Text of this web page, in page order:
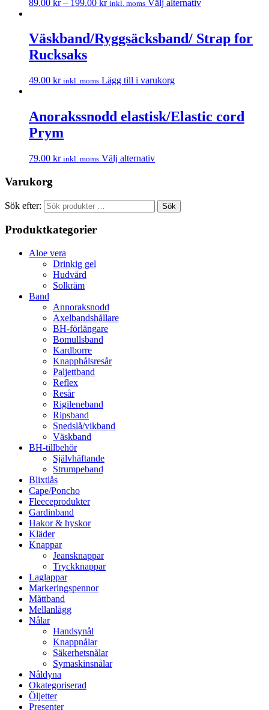
89.00 kr– 199.00 kr inkl. moms Välj alternativ
Väskband/Ryggsäcksband/ Strap for
Rucksaks
49.00 kr inkl. moms Lägg till i varukorg
Anorakssnodd elastisk/Elastic cord
Prym
79.00 kr inkl. moms Välj alternativ
Varukorg
Sök efter: Sök
Produktkategorier
Aloe vera
Drinkig gel
Hudvård
Solkräm
Band
Annoraksnodd
Axelbandshållare
BH-förlängare
Bomullsband
Kardborre
Knapphålsresår
Paljettband
Reflex
Resår
Rigileneband
Ripsband
Snedslå/vikband
Väskband
BH-tillbehör
Självhäftande
Strumpeband
Blixtlås
Cape/Poncho
Fleeceprodukter
Gardinband
Hakor & hyskor
Kläder
Knappar
Jeansknappar
Tryckknappar
Laglappar
Markeringspennor
Måttband
Mellanlägg
Nålar
Handsynål
Knappnålar
Säkerhetsnålar
Symaskinsnålar
Nåldyna
Okategoriserad
Öljetter
Presenter